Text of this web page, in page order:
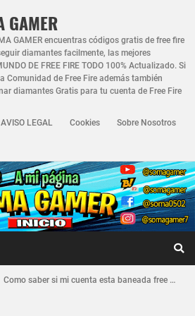
GAMER
GAMER encuentras códigos gratis de free fire
diamantes facilmente, las mejores
DE FREE FIRE TODO 100% Actualizado. Si
Comunidad de Free Fire además también
diamantes Gratis para tu cuenta de Free Fire
AVISO LEGAL Cookies Sobre Nosotros
Nuevo recuperador de cuentas de Free Fire actualizado 2026
Como saber si mi cuenta esta baneada free fire